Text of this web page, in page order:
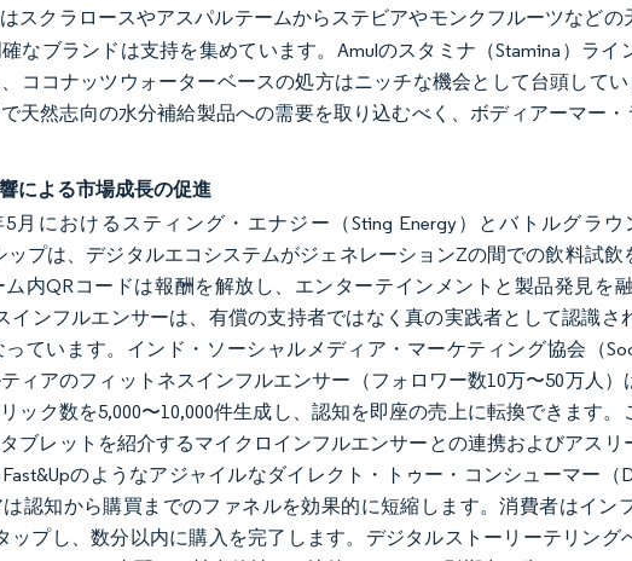
スクラロースやアスパルテームからステビアやモンクフルーツなどの
なブランドは支持を集めています。Amulのスタミナ（Stamina）ラ
ココナッツウォーターベースの処方はニッチな機会として台頭してい
天然志向の水分補給製品への需要を取り込むべく、ボディアーマー・
による市場成長の促進
5月におけるスティング・エナジー（Sting Energy）とバトルグラ
ップは、デジタルエコシステムがジェネレーションZの間での飲料試
内QRコードは報酬を解放し、エンターテインメントと製品発見を
インフルエンサーは、有償の支持者ではなく真の実践者として認識さ
ています。インド・ソーシャルメディア・マーケティング協会（
ィアのフィットネスインフルエンサー（フォロワー数10万〜50万人）
ック数を5,000〜10,000件生成し、認知を即座の売上に転換できます
ブレットを紹介するマイクロインフルエンサーとの連携およびアス
のようなアジャイルなダイレクト・トゥー・コンシューマー（
認知から購買までのファネルを効果的に短縮します。消費者はイン
ップし、数分以内に購入を完了します。デジタルストーリーテリング